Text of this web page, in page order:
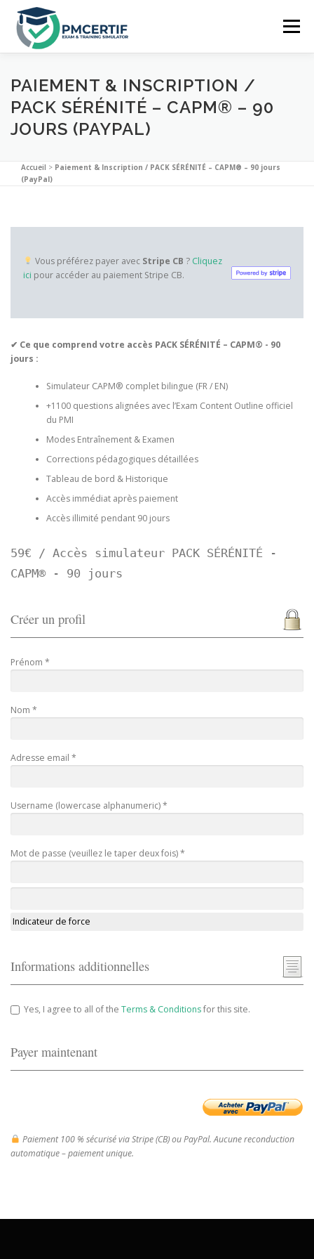
contenu
Menu
ACCUEIL PRÉPARATION LE SIMULATEUR
TARIFS FAQ SE CONNECTER
PAIEMENT & INSCRIPTION /
PACK SÉRÉNITÉ – CAPM® – 90
JOURS (PAYPAL)
Accueil > Paiement & Inscription / PACK SÉRÉNITÉ – CAPM® – 90 jours
(PayPal)
Vous préférez payer avec Stripe CB ? Cliquez
ici pour accéder au paiement Stripe CB.
✔ Ce que comprend votre accès PACK SÉRÉNITÉ – CAPM® - 90
jours :
Simulateur CAPM® complet bilingue (FR / EN)
+1100 questions alignées avec l’Exam Content Outline officiel
du PMI
Modes Entraînement & Examen
Corrections pédagogiques détaillées
Tableau de bord & Historique
Accès immédiat après paiement
Accès illimité pendant 90 jours
59€ / Accès simulateur PACK SÉRÉNITÉ -
CAPM® - 90 jours
Créer un profil
Prénom *
Nom *
Adresse email *
Username (lowercase alphanumeric) *
Mot de passe (veuillez le taper deux fois) *
Indicateur de force
Informations additionnelles
Yes, I agree to all of the Terms & Conditionsfor this site.
Payer maintenant
Paiement 100 % sécurisé via Stripe (CB) ou PayPal. Aucune reconduction
automatique – paiement unique.